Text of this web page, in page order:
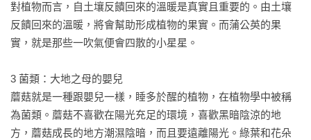
3.華德福教育工作者必備教學指引
英國華德福教師查爾斯．科瓦奇的教學中，總是充滿著靈性的
啟發。他用孩子最能理解的類比，將自然界的動物、植物與孩
然界，而這樣的教學方法，啟發了全球無數的華德福教育工作
者，從科瓦奇的課程紀錄中，我們學會了如何運用靈活而具想
像力的方式，帶領孩子學習知識。
對植物而言，自土壤反饋回來的溫暖是真實且重要的。由土壤
反饋回來的溫暖，將會幫助形成植物的果實。而蒲公英的果
實，就是那些一吹氣便會四散的小星星。
3 菌類：大地之母的嬰兒
蘑菇就是一種跟嬰兒一樣，睡多於醒的植物，在植物學中被稱
為菌類。蘑菇不喜歡在陽光充足的環境，喜歡黑暗陰涼的地
方，蘑菇成長的地方潮濕陰暗，而且要遠離陽光。綠葉和花朵